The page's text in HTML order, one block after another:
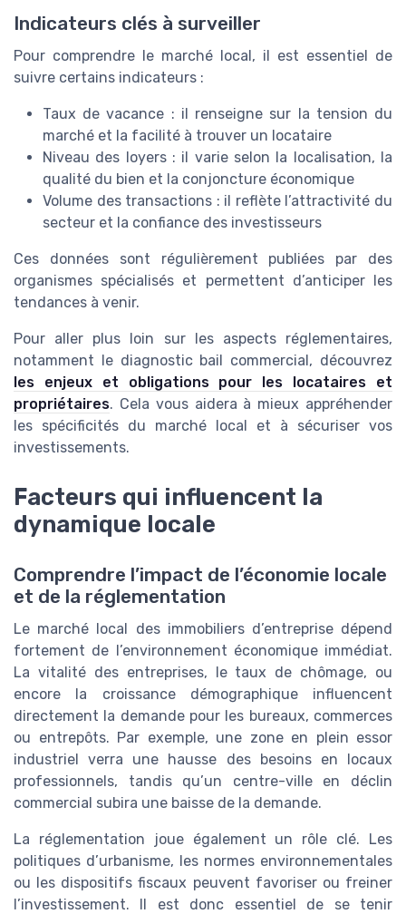
Indicateurs clés à surveiller
Pour comprendre le marché local, il est essentiel de
suivre certains indicateurs :
Taux de vacance : il renseigne sur la tension du
marché et la facilité à trouver un locataire
Niveau des loyers : il varie selon la localisation, la
qualité du bien et la conjoncture économique
Volume des transactions : il reflète l’attractivité du
secteur et la confiance des investisseurs
Ces données sont régulièrement publiées par des
organismes spécialisés et permettent d’anticiper les
tendances à venir.
Pour aller plus loin sur les aspects réglementaires,
notamment le diagnostic bail commercial, découvrez
les enjeux et obligations pour les locataires et
propriétaires. Cela vous aidera à mieux appréhender
les spécificités du marché local et à sécuriser vos
investissements.
Facteurs qui influencent la
dynamique locale
Comprendre l’impact de l’économie locale
et de la réglementation
Le marché local des immobiliers d’entreprise dépend
fortement de l’environnement économique immédiat.
La vitalité des entreprises, le taux de chômage, ou
encore la croissance démographique influencent
directement la demande pour les bureaux, commerces
ou entrepôts. Par exemple, une zone en plein essor
industriel verra une hausse des besoins en locaux
professionnels, tandis qu’un centre-ville en déclin
commercial subira une baisse de la demande.
La réglementation joue également un rôle clé. Les
politiques d’urbanisme, les normes environnementales
ou les dispositifs fiscaux peuvent favoriser ou freiner
l’investissement. Il est donc essentiel de se tenir